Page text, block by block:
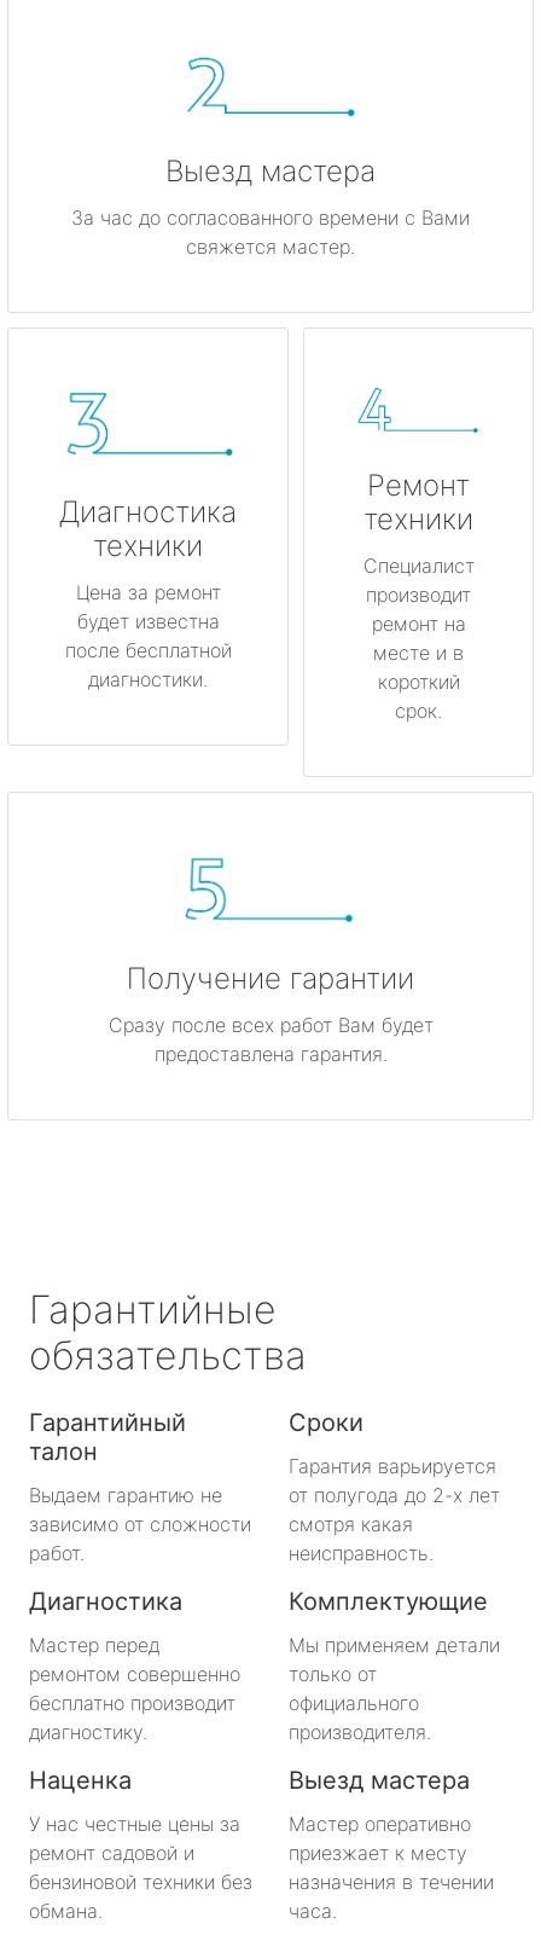
Выезд мастера
За час до согласованного времени с Вами
свяжется мастер.
Диагностика
техники
Цена за ремонт
будет известна
после бесплатной
диагностики.
Ремонт
техники
Специалист
производит
ремонт на
месте и в
короткий
срок.
Получение гарантии
Сразу после всех работ Вам будет
предоставлена гарантия.
Гарантийные
обязательства
Гарантийный
талон
Выдаем гарантию не
зависимо от сложности
работ.
Сроки
Гарантия варьируется
от полугода до 2-х лет
смотря какая
неисправность.
Диагностика
Мастер перед
ремонтом совершенно
бесплатно производит
диагностику.
Комплектующие
Мы применяем детали
только от
официального
производителя.
Наценка
У нас честные цены за
ремонт садовой и
бензиновой техники без
обмана.
Выезд мастера
Мастер оперативно
приезжает к месту
назначения в течении
часа.